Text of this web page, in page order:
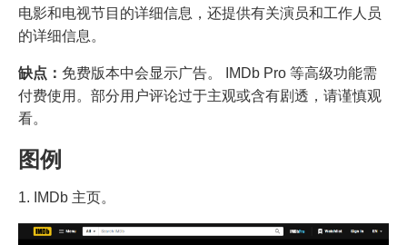
电影和电视节目的详细信息，还提供有关演员和工作人员
的详细信息。
缺点： 免费版本中会显示广告。 IMDb Pro 等高级功能需
付费使用。部分用户评论过于主观或含有剧透，请谨慎观
看。
图例
1. IMDb 主页。